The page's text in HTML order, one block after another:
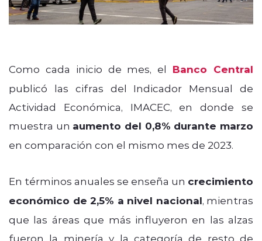
Como cada inicio de mes, el Banco Central
publicó las cifras del Indicador Mensual de
Actividad Económica, IMACEC, en donde se
muestra un aumento del 0,8% durante marzo
en comparación con el mismo mes de 2023.
En términos anuales se enseña un crecimiento
económico de 2,5% a nivel nacional, mientras
que las áreas que más influyeron en las alzas
fueron la minería y la categoría de resto de